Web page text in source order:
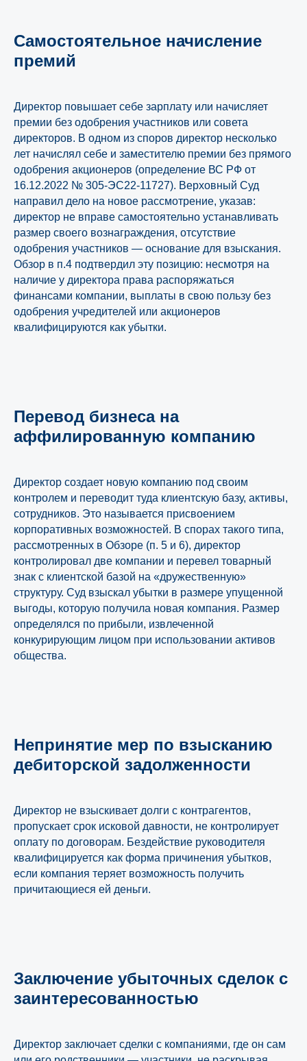
Самостоятельное начисление
премий
Директор повышает себе зарплату или начисляет
премии без одобрения участников или совета
директоров. В одном из споров директор несколько
лет начислял себе и заместителю премии без прямого
одобрения акционеров (определение ВС РФ от
16.12.2022 № 305-ЭС22-11727). Верховный Суд
направил дело на новое рассмотрение, указав:
директор не вправе самостоятельно устанавливать
размер своего вознаграждения, отсутствие
одобрения участников — основание для взыскания.
Обзор в п.4 подтвердил эту позицию: несмотря на
наличие у директора права распоряжаться
финансами компании, выплаты в свою пользу без
одобрения учредителей или акционеров
квалифицируются как убытки.
Перевод бизнеса на
аффилированную компанию
Директор создает новую компанию под своим
контролем и переводит туда клиентскую базу, активы,
сотрудников. Это называется присвоением
корпоративных возможностей. В спорах такого типа,
рассмотренных в Обзоре (п. 5 и 6), директор
контролировал две компании и перевел товарный
знак с клиентской базой на «дружественную»
структуру. Суд взыскал убытки в размере упущенной
выгоды, которую получила новая компания. Размер
определялся по прибыли, извлеченной
конкурирующим лицом при использовании активов
общества.
Непринятие мер по взысканию
дебиторской задолженности
Директор не взыскивает долги с контрагентов,
пропускает срок исковой давности, не контролирует
оплату по договорам. Бездействие руководителя
квалифицируется как форма причинения убытков,
если компания теряет возможность получить
причитающиеся ей деньги.
Заключение убыточных сделок с
заинтересованностью
Директор заключает сделки с компаниями, где он сам